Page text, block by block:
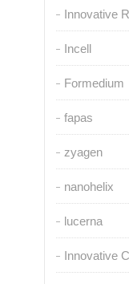
Innovative
Incell
Formedium
fapas
zyagen
nanohelix
lucerna
Innovative